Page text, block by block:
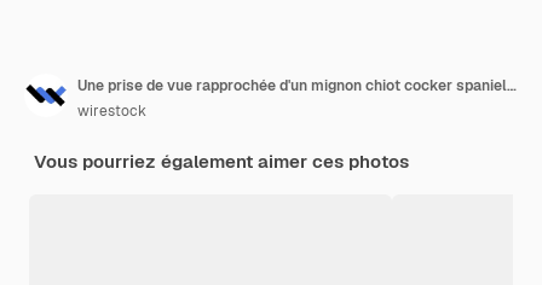
Une prise de vue rapprochée d'un mignon chiot cocker spaniel avec de longues oreilles assis sur une surface blanche
wirestock
Vous pourriez également aimer ces photos